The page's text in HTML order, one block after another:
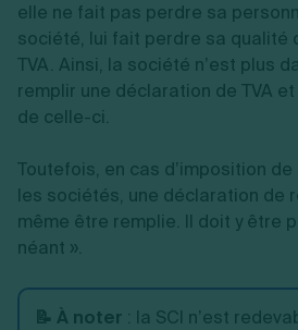
elle ne fait pas perdre sa
société, lui fait perdre sa qualité
TVA. Ainsi, la société n’est plus
remplir une déclaration de TVA
de celle-ci.
Toutefois, en cas d’imposition de
les sociétés, une déclaration de
même être remplie. Il doit y être
néant ».
📝 À noter : la SCI n’est